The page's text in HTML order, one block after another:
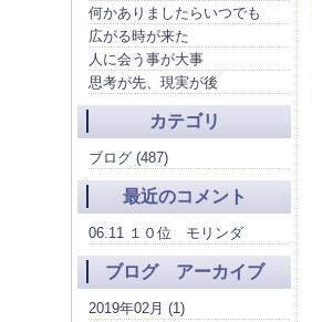
何かありましたらいつでも
広がる時が来た
人に会う事が大事
思考が先、現実が後
カテゴリ
ブログ (487)
最近のコメント
06.11 １０位 モリンダ
ブログ アーカイブ
2019年02月 (1)